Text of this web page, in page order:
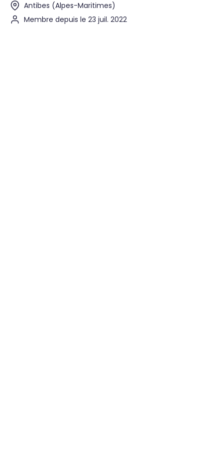
Antibes (Alpes-Maritimes)
Membre depuis le 23 juil. 2022